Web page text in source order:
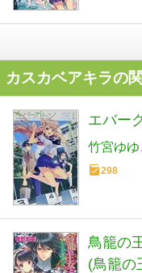
カスカベアキラの
エバー
竹宮ゆゆ
298
鳥籠の
(鳥籠の